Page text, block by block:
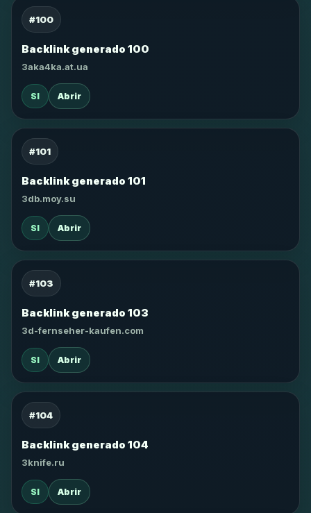
#100
Backlink generado 100
3aka4ka.at.ua
SI Abrir
#101
Backlink generado 101
3db.moy.su
SI Abrir
#103
Backlink generado 103
3d-fernseher-kaufen.com
SI Abrir
#104
Backlink generado 104
3knife.ru
SI Abrir